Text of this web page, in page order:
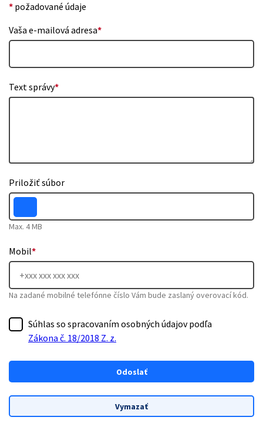
* požadované údaje
Vaša e-mailová adresa*
Text správy*
Priložiť súbor
Max. 4 MB
Mobil*
Na zadané mobilné telefónne číslo Vám bude zaslaný overovací kód.
Súhlas so spracovaním osobných údajov podľa
Zákona č. 18/2018 Z. z.